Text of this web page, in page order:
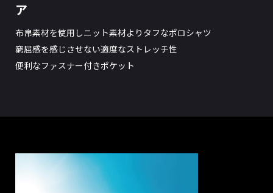
ア
布帛素材を使用しニット素材よりタフなポロシャツ
窮屈感を感じさせない適度なストレッチ性
便利なファスナー付きポケット